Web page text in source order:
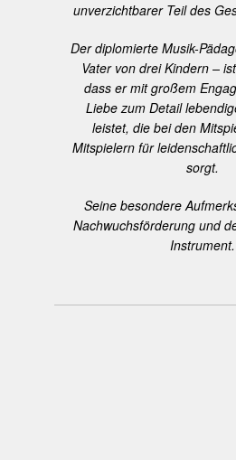
unverzichtbarer Teil des
Der diplomierte Musik-
Vater von drei Kindern –
dass er mit großem
Liebe zum Detail
leistet, die bei den
Mitspielern für
sorgt.
Seine besondere
Nachwuchsförderung und
Instrument.